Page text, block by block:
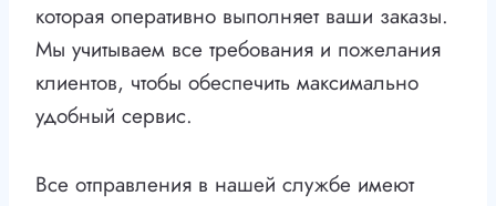
которая оперативно выполняет ваши заказы.
Мы учитываем все требования и пожелания
клиентов, чтобы обеспечить максимально
удобный сервис.
Все отправления в нашей службе имеют